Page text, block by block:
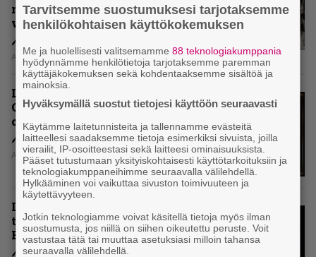
mitenkään täyttää odotuksia. Vai
voiko?
Aki Nuopponen
Levyarvio: Dirkschneider & The
Old Gang -albumista ei aina tiedä,
onko se tosissaan tehty vai ei
Aki Nuopponen
Levyarvio: Onko Steelbound jo
täydellisintä mahdollista Battle
Beastia?
Tarvitsemme suostumuksesi tarjotaksemme
henkilökohtaisen käyttökokemuksen
Me ja huolellisesti valitsemamme88 teknologiakumppania
hyödynnämme henkilötietoja tarjotaksemme paremman
käyttäjäkokemuksen sekä kohdentaaksemme sisältöä ja
mainoksia.
Hyväksymällä suostut tietojesi käyttöön seuraavasti
Käytämme laitetunnisteita ja tallennamme evästeitä
laitteellesi saadaksemme tietoja esimerkiksi sivuista, joilla
vierailit, IP-osoitteestasi sekä laitteesi ominaisuuksista.
Pääset tutustumaan yksityiskohtaisesti käyttötarkoituksiin ja
teknologiakumppaneihimme seuraavalla välilehdellä.
Hylkääminen voi vaikuttaa sivuston toimivuuteen ja
käytettävyyteen.
Jotkin teknologiamme voivat käsitellä tietoja myös ilman
suostumusta, jos niillä on siihen oikeutettu peruste. Voit
vastustaa tätä tai muuttaa asetuksiasi milloin tahansa
seuraavalla välilehdellä.